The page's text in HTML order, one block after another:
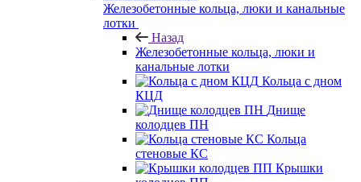
Железобетонные кольца, люки и канальные
лотки
Назад
Железобетонные кольца, люки и
канальные лотки
Кольца с дном
КЦД
Днище
колодцев ПН
Кольца
стеновые КС
Крышки